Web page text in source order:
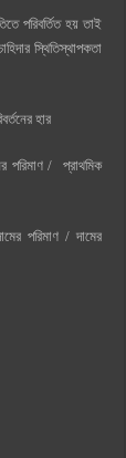
পরিবর্তিত হয় তাই
স্থিতিস্থাপকতা
হার
পরিমাণ / প্রাথমিক
পরিমাণ / দামের